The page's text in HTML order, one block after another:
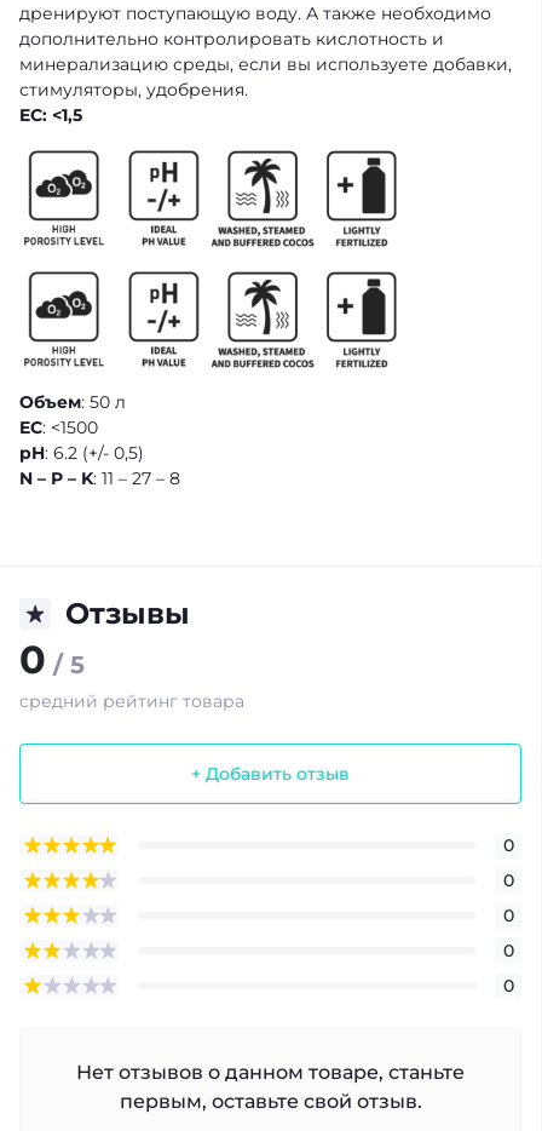
дренируют поступающую воду. А также необходимо
дополнительно контролировать кислотность и
минерализацию среды, если вы используете добавки,
стимуляторы, удобрения.
EC: <1,5
Объем: 50 л
EC: <1500
pH: 6.2 (+/- 0,5)
N – P – K: 11 – 27 – 8
Отзывы
0 / 5
средний рейтинг товара
+ Добавить отзыв
0
0
0
0
0
Нет отзывов о данном товаре, станьте
первым, оставьте свой отзыв.